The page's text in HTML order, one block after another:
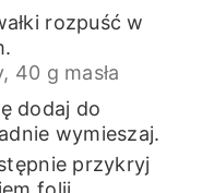
rozpuść w
40 g masła
dodaj do
wymieszaj.
przykryj